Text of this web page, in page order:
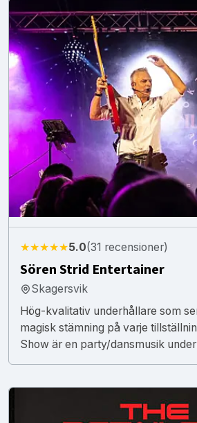
★★★★★5.0(31 recensioner)
Sören Strid Entertainer
Skagersvik
Hög-kvalitativ underhållare som
magisk stämning på varje
Show är en party/dansmusik